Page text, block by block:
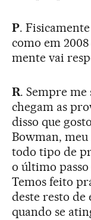
P.
como em 2008
mente vai
R. Sempre me
chegam as
disso que
Bowman,
todo tipo de
o último
Temos feito
deste resto
quando se